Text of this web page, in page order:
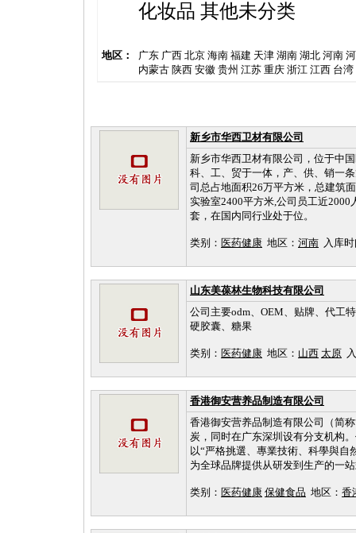
化妆品 其他未分类
地区： 广东 广西 北京 海南 福建 天津 湖南 湖北 河南
内蒙古 陕西 安徽 贵州 江苏 重庆 浙江 江西 台湾
新乡市华西卫材有限公司
新乡市华西卫材有限公司，位于中
科、工、贸于一体，产、供、销一
司总占地面积26万平方米，总建筑
实验室2400平方米,公司员工近
套，在国内同行业处于位。
类别： 医药健康 地区： 河南 入库
山东美葆林生物科技有限公司
公司主要odm、OEM、贴牌、代工
硬胶囊、糖果
类别： 医药健康 地区： 山西 太原
香港御安营养品制造有限公司
香港御安营养品制造有限公司（简
炭，同时在广东深圳设有分支机构
以“严格挑選、專業技術、科學與
为全球品牌提供从研发到生产的一
类别： 医药健康 保健食品 地区： 香